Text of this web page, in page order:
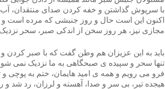
با سرپوش گذاشتن و خفه کردن صدای منتقدان،
اکنون این است حال و روز جنبشی که مرده است و
مجازی نیز، هر روز سخن از اندکی صبر، سحر
باید به این عزیزان هم وطن گفت که با صبر کردن و
تنها سحر و سپیده ی صبحگاهی به ما نزدیک نمی
فرو می رویم و همه ی امید هایمان، ختم به پوچی
هیجده تیر، بی سر و صدا، آهسته و لرزان، رد شد